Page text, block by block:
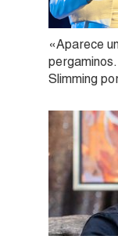
«Aparece
Slimming